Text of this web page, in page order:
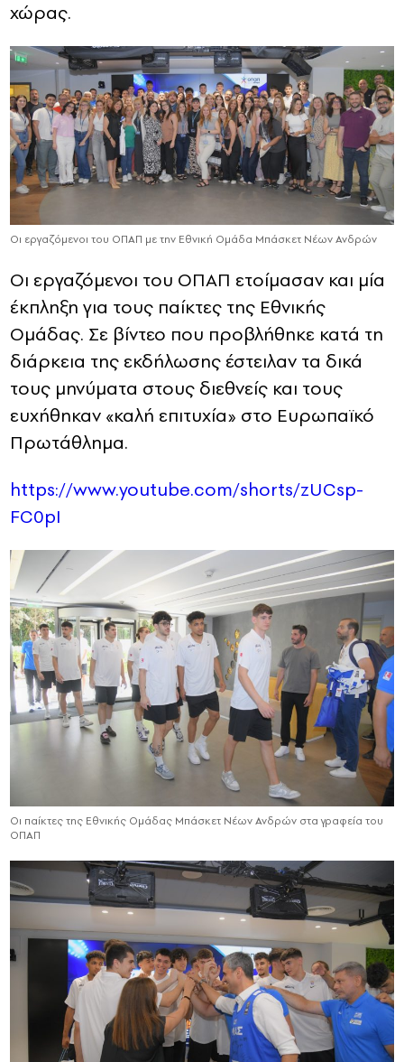
χώρας.
Οι εργαζόμενοι του ΟΠΑΠ με την Εθνική Ομάδα Μπάσκετ Νέων Ανδρών
Οι εργαζόμενοι του ΟΠΑΠ ετοίμασαν και μία
έκπληξη για τους παίκτες της Εθνικής
Ομάδας. Σε βίντεο που προβλήθηκε κατά τη
διάρκεια της εκδήλωσης έστειλαν τα δικά
τους μηνύματα στους διεθνείς και τους
ευχήθηκαν «καλή επιτυχία» στο Ευρωπαϊκό
Πρωτάθλημα.
https://www.youtube.com/shorts/zUCsp-
FC0pI
Oι παίκτες της Εθνικής Ομάδας Μπάσκετ Νέων Ανδρών στα γραφεία του
ΟΠΑΠ